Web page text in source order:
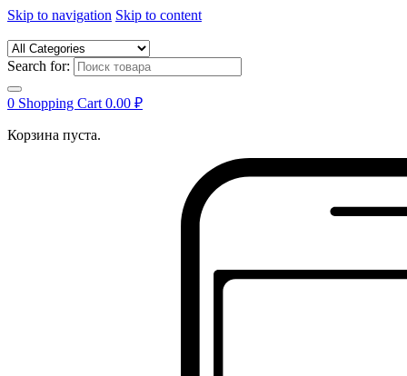
Skip to navigation Skip to content
Search for:
0 Shopping Cart 0.00 ₽
Корзина пуста.